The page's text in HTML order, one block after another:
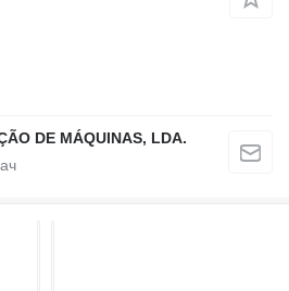
DE MÁQUINAS, LDA.